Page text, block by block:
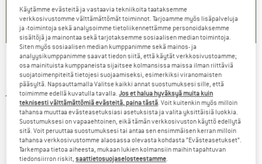
)
4,6(71)
4,7
ROBENS -Trace Underquilt - Riippumaton
jatkokappale
(0)
Käytämme evästeitä ja vastaavia tekniikoita taataksemme
verkkosivustomme välttämättömät toiminnot. Tarjoamme myös lisäpalveluja
ja -toimintoja sekä analysoimme tietoliikennettämme personoidaksemme
sisältöjä ja mainontaa sekä tarjotaksemme sosiaalisen median toimintoja.
Siten myös sosiaalisen median kumppanimme sekä mainos- ja
analyysikumppanimme saavat tiedon siitä, että käytät verkkosivustoamme;
osa mainituista kumppaneista sijaitsee kolmansissa maissa ilman riittäviä
suojatoimenpiteitä tietojesi suojaamiseksi, esimerkiksi viranomaisten
pääsyltä. Napsauttamalla Valitse kaikki annat suostumuksesi sille, että
toimimme edellä kuvatulla tavalla.Jos et halua hyväksyä muita kuin
teknisesti välttämättömiä evästeitä, paina tästä. Voit kuitenkin myös milloin
tahansa muuttaa evästeasetuksiasi asetuksista ja valita yksittäisiä luokkia.
Suostumuksesi on vapaaehtoinen, eikä tämän verkkosivuston käyttö edellytä
sitä. Voit peruuttaa suostumuksesi tai antaa sen ensimmäisen kerran milloin
tahansa verkkosivustomme alaosassa olevasta kohdasta ”Evästeasetukset”.
Tarkempaa tietoa aiheesta, mukaan lukien kolmansiin maihin tapahtuvan
tiedonsiirron riskit,saattietosuojaselosteestamme.